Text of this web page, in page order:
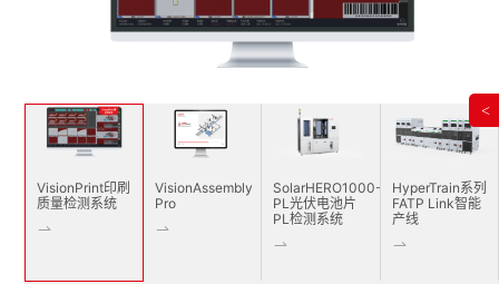
VisionPrint印刷
质量检测系统
VisionAssembly
Pro
SolarHERO1000-
PL光伏电池片
PL检测系统
HyperTrain系列
FATP Link智能
产线
<